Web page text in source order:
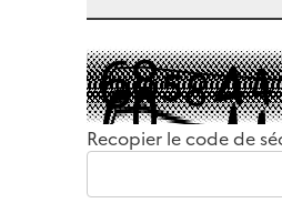
Recopier le code de